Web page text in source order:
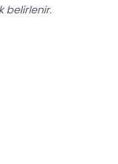
belirlenir.